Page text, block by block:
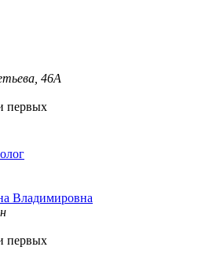
46А
первых
Владимировна
первых